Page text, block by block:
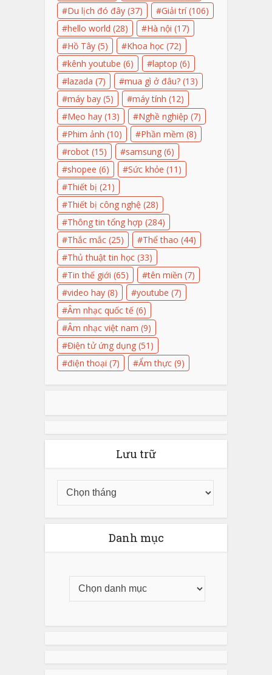
Du lịch đó đây (37) Giải trí(106)
hello world (28) Hà nội (17)
Hồ Tây (5) Khoa học (72)
kênh youtube (6) laptop (6)
lazada (7) mua gì ở đâu? (13)
máy bay (5) máy tính (12)
Mẹo hay (13) Nghề nghiệp (7)
Phim ảnh (10) Phần mềm (8)
robot (15) samsung (6)
shopee (6) Sức khỏe (11)
Thiết bị (21)
Thiết bị công nghệ (28)
Thông tin tổng hợp (284)
Thắc mắc (25) Thể thao (44)
Thủ thuật tin học (33)
Tin thế giới (65) tên miền (7)
video hay (8) youtube (7)
Âm nhạc quốc tế (6)
Âm nhạc việt nam (9)
Điện tử ứng dụng (51)
điện thoại (7) Ẩm thực (9)
Lưu trữ
Danh mục